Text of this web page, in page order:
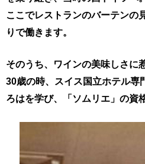
ここでレストランのバーテンの
りで働きます。
そのうち、ワインの美味しさに
30歳の時、スイス国立ホテル専
ろはを学び、
「ソムリエ」の資